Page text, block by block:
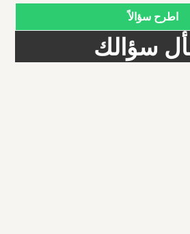
اطرح سؤالاً
سؤالك